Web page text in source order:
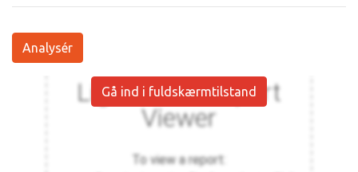
Analysér
Gå ind i fuldskærmtilstand